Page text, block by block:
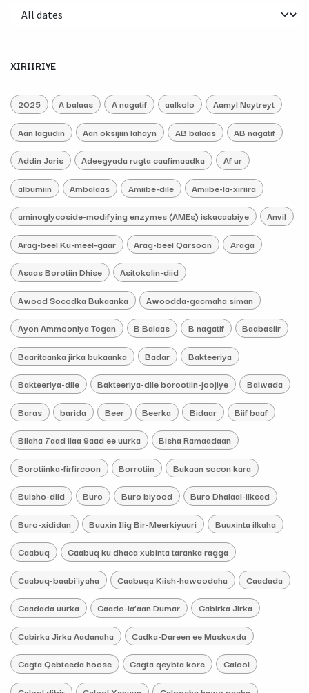
XIRIIRIYE
2025 A balaas A nagatif aalkolo Aamyl Naytreyt
Aan lagudin Aan oksijiin lahayn AB balaas AB nagatif
Addin Jaris Adeegyada rugta caafimaadka Af ur
albumiin Ambalaas Amiibe-dile Amiibe-la-xiriira
aminoglycoside-modifying enzymes (AMEs) iskacaabiye Anvil
Arag-beel Ku-meel-gaar Arag-beel Qarsoon Araga
Asaas Borotiin Dhise Asitokolin-diid
Awood Socodka Bukaanka Awoodda-gacmaha siman
Ayon Ammooniya Togan B Balaas B nagatif Baabasiir
Baaritaanka jirka bukaanka Badar Bakteeriya
Bakteeriya-dile Bakteeriya-dile borootiin-joojiye Balwada
Baras barida Beer Beerka Bidaar Biif baaf
Bilaha 7aad ilaa 9aad ee uurka Bisha Ramaadaan
Borotiinka-firfircoon Borrotiin Bukaan socon kara
Bulsho-diid Buro Buro biyood Buro Dhalaal-ilkeed
Buro-xididan Buuxin Ilig Bir-Meerkiyuuri Buuxinta ilkaha
Caabuq Caabuq ku dhaca xubinta taranka ragga
Caabuq-baabi’iyaha Caabuqa Kiish-hawoodaha Caadada
Caadada uurka Caado-la’aan Dumar Cabirka Jirka
Cabirka Jirka Aadanaha Cadka-Dareen ee Maskaxda
Cagta Qebteeda hoose Cagta qeybta kore Calool